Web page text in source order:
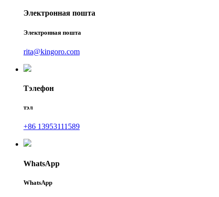
Электронная пошта
Электронная пошта
rita@kingoro.com
Тэлефон
тэл
+86 13953111589
WhatsApp
WhatsApp